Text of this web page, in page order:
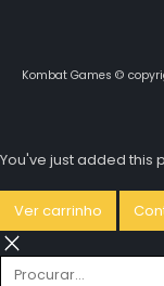
Kombat Games ©
You've just added this
Ver carrinho